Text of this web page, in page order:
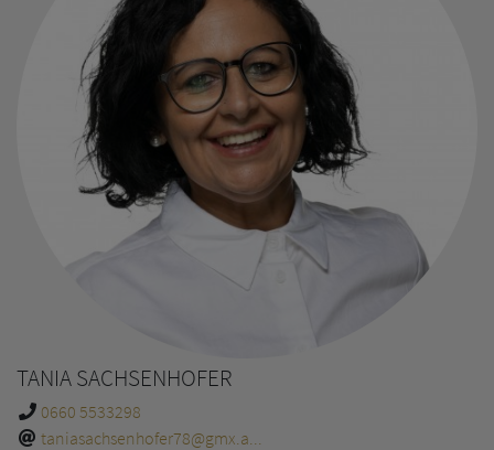
TANIA SACHSENHOFER
0660 5533298
taniasachsenhofer78@gmx.a...